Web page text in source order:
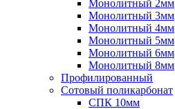
Монолитный 2мм
Монолитный 3мм
Монолитный 4мм
Монолитный 5мм
Монолитный 6мм
Монолитный 8мм
Профилированный
Сотовый поликарбонат
СПК 10мм